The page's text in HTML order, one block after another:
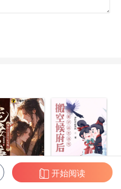
多钱，着实太
界购买旧衣服出售，
中原丝绸与瓷器，她
己的天地。 只要有钱
打下。
灭妻？神
搬空候府后，
开始阅读